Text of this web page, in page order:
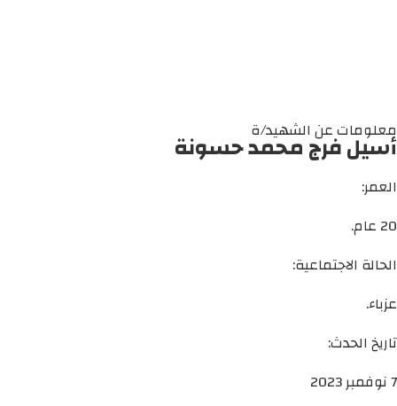
معلومات عن الشهيد/ة
أسيل فرج محمد حسونة
العمر:
20 عام.
الحالة الاجتماعية:
عزباء.
تاريخ الحدث:
7 نوفمبر 2023